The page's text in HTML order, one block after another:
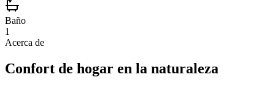
Baño
1
Acerca de
Confort de hogar en la naturaleza